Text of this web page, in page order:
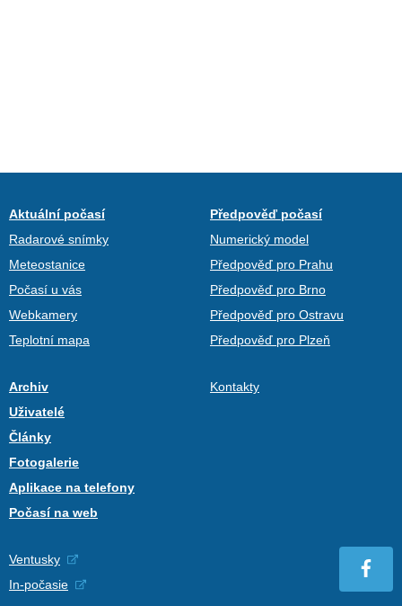
Aktuální počasí
Radarové snímky
Meteostanice
Počasí u vás
Webkamery
Teplotní mapa
Předpověď počasí
Numerický model
Předpověď pro Prahu
Předpověď pro Brno
Předpověď pro Ostravu
Předpověď pro Plzeň
Archiv
Uživatelé
Články
Fotogalerie
Aplikace na telefony
Počasí na web
Kontakty
Ventusky
In-počasie